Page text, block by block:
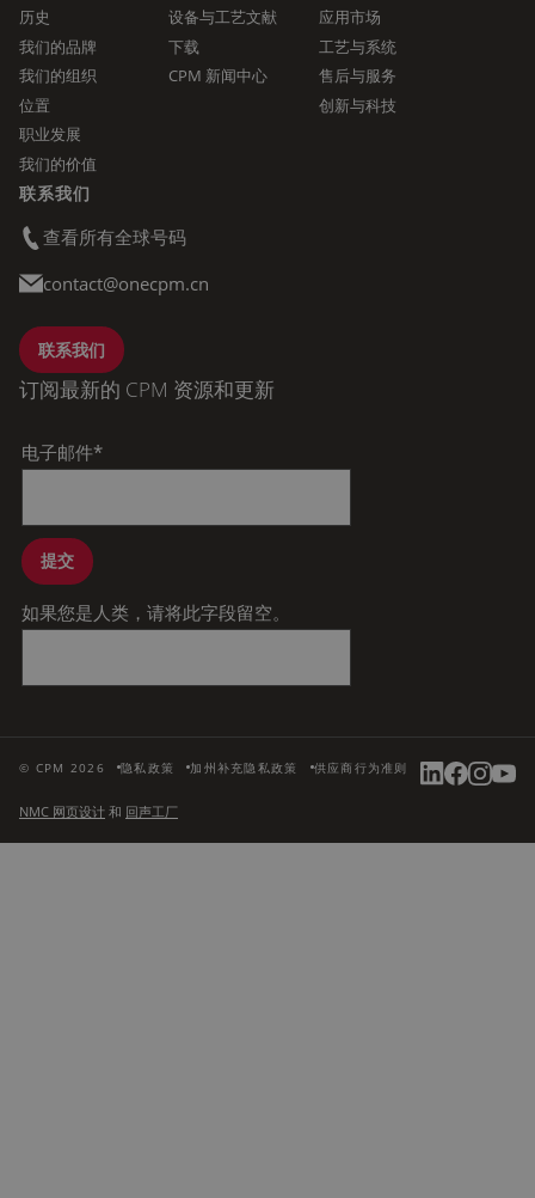
历史
我们的品牌
我们的组织
位置
职业发展
我们的价值
设备与工艺文献
下载
CPM 新闻中心
应用市场
工艺与系统
售后与服务
创新与科技
联系我们
查看所有全球号码
contact@onecpm.cn
联系我们
订阅最新的 CPM 资源和更新
电子邮件*
提交
如果您是人类，请将此字段留空。
© CPM 2026 隐私政策 加州补充隐私政策 供应商行为准则
NMC 网页设计 和 回声工厂